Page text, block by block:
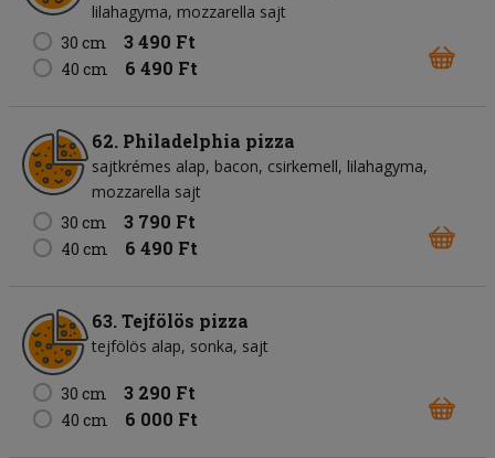
lilahagyma mozzarella sajt
30 cm
3 490 Ft
40 cm 6 490 Ft
62. Philadelphia pizza
sajtkrémes alap bacon csirkemell lilahagyma
mozzarella sajt
30 cm
3 790 Ft
40 cm 6 490 Ft
63. Tejfölös pizza
tejfölös alap sonka sajt
30 cm 3 290 Ft
40 cm 6 000 Ft